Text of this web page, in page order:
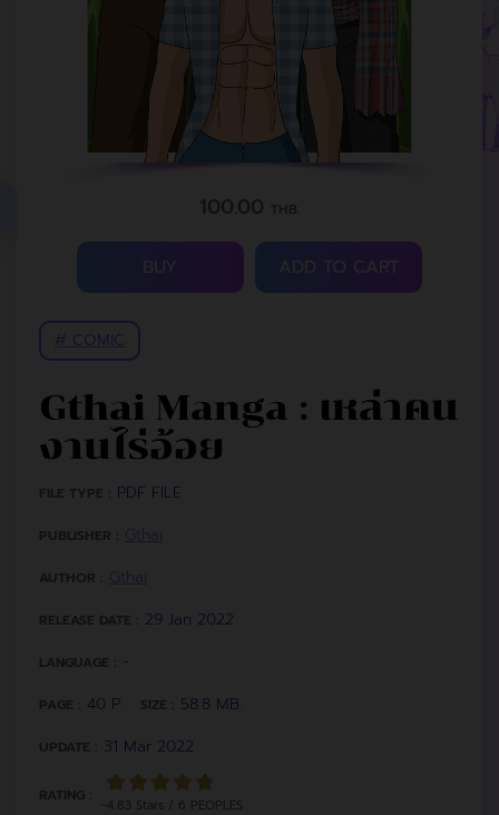
100.00 THB.
ADD TO CART
Gthai Manga : เหล่าคน
งานไร่อ้อย
FILE TYPE : PDF FILE
PUBLISHER :
AUTHOR :
RELEASE DATE : 29 Jan 2022
LANGUAGE : -
PAGE : 40 P. SIZE : 58.8 MB.
UPDATE : 31 Mar 2022
RATING :
~4.83 Stars / 6 PEOPLES